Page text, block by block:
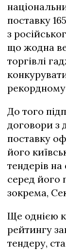
поставку
з
що жодна
торгівлі
рекордному
До того
договори з
поставку
його
тендерів
серед його
зокрема,
Ще однією
рейтингу
тендеру,